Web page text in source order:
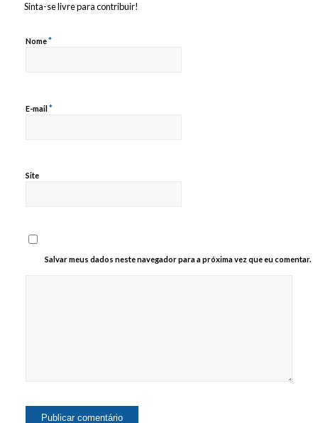
Sinta-se livre para contribuir!
Nome*
E-mail *
Site
Salvar meus dados neste navegador para a próxima vez que eu comentar.